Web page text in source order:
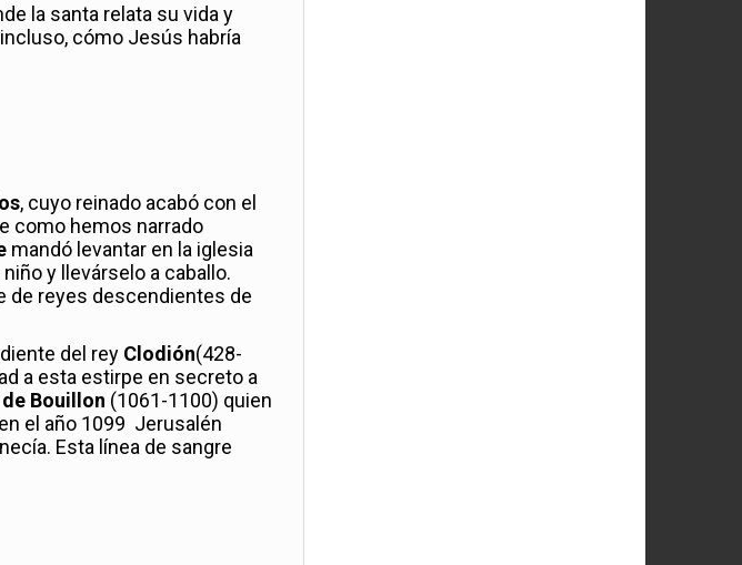
la santa relata su vida y
cómo Jesús habría
, cuyo reinado acabó con el
como hemos narrado
mandó levantar en la iglesia
y llevárselo a caballo.
de reyes descendientes de
del rey Clodión(428-
a esta estirpe en secreto a
Bouillon (1061-1100) quien
el año 1099 Jerusalén
Esta línea de sangre